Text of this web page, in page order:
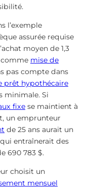
l’exemple
assurée requise
moyen de 1,3
mise de
pas compte dans
prêt hypothécaire
minimale. Si
fixe se maintient à
un emprunteur
de 25 ans aurait un
entraînerait des
690 783 $.
choisit un
mensuel